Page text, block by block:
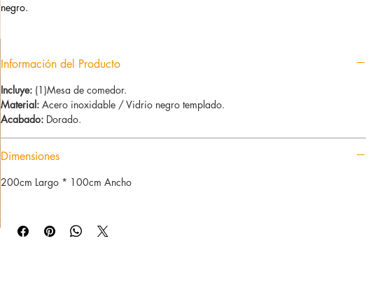
negro.
Información del Producto
Incluye: (1)Mesa de comedor.
Material:Acero inoxidable / Vidrio negro templado.
Acabado: Dorado.
Dimensiones
200cm Largo * 100cm Ancho